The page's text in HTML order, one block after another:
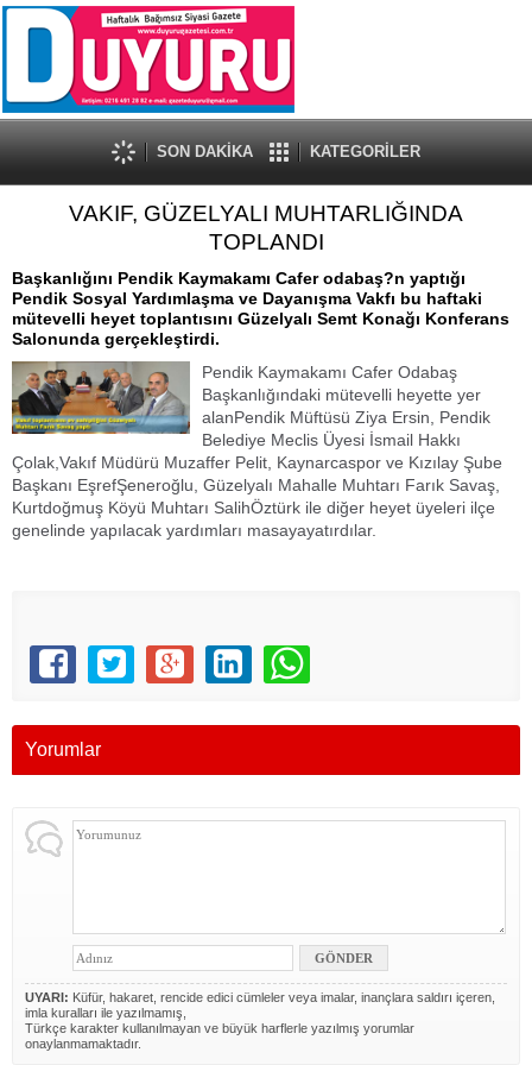
SON DAKİKA KATEGORİLER
VAKIF, GÜZELYALI MUHTARLIĞINDA
TOPLANDI
Başkanlığını Pendik Kaymakamı Cafer odabaş?n yaptığı
Pendik Sosyal Yardımlaşma ve Dayanışma Vakfı bu haftaki
mütevelli heyet toplantısını Güzelyalı Semt Konağı Konferans
Salonunda gerçekleştirdi.
Pendik Kaymakamı Cafer Odabaş
Başkanlığındaki mütevelli heyette yer
alanPendik Müftüsü Ziya Ersin, Pendik
Belediye Meclis Üyesi İsmail Hakkı
Çolak,Vakıf Müdürü Muzaffer Pelit, Kaynarcaspor ve Kızılay Şube
Başkanı EşrefŞeneroğlu, Güzelyalı Mahalle Muhtarı Farık Savaş,
Kurtdoğmuş Köyü Muhtarı SalihÖztürk ile diğer heyet üyeleri ilçe
genelinde yapılacak yardımları masayayatırdılar.
Yorumlar
UYARI: Küfür, hakaret, rencide edici cümleler veya imalar, inançlara saldırı içeren,
imla kuralları ile yazılmamış,
Türkçe karakter kullanılmayan ve büyük harflerle yazılmış yorumlar
onaylanmamaktadır.